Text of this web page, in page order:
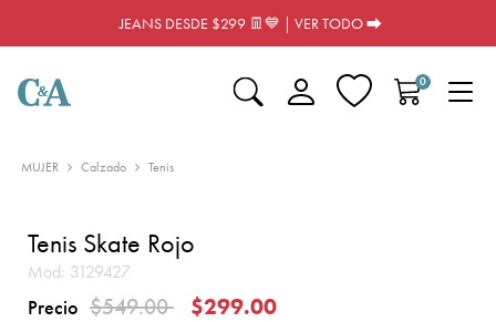
JEANS DESDE $299 👖💙 | VER TODO ⮕
0
MUJER Calzado Tenis
Tenis Skate Rojo
Mod: 3129427
Precio Precio reducido de
$549.00a
$299.00